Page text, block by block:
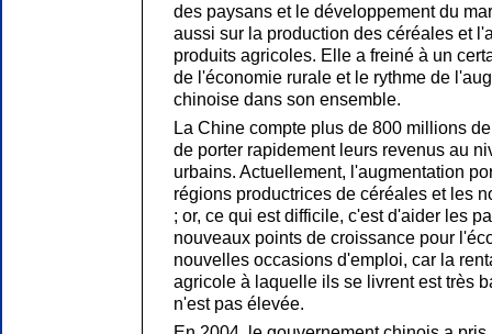
des paysans et le développement du
aussi sur la production des céréales et
produits agricoles. Elle a freiné à un
de l'économie rurale et le rythme de
chinoise dans son ensemble.
La Chine compte plus de 800 millions
de porter rapidement leurs revenus au
urbains. Actuellement, l'augmentation
régions productrices de céréales et les
; or, ce qui est difficile, c'est d'aider les
nouveaux points de croissance pour
nouvelles occasions d'emploi, car la
agricole à laquelle ils se livrent est très
n'est pas élevée.